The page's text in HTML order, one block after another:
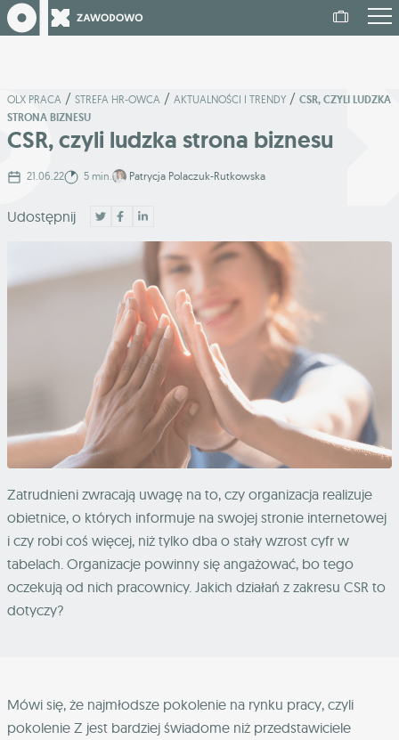
OLX PRACA / STREFA HR-OWCA / AKTUALNOŚCI I TRENDY / CSR, CZYLI LUDZKA
STRONA BIZNESU
CSR, czyli ludzka strona biznesu
21.06.22 5 min. Patrycja Polaczuk-Rutkowska
Udostępnij
Zatrudnieni zwracają uwagę na to, czy organizacja realizuje
obietnice, o których informuje na swojej stronie internetowej
i czy robi coś więcej, niż tylko dba o stały wzrost cyfr w
tabelach. Organizacje powinny się angażować, bo tego
oczekują od nich pracownicy. Jakich działań z zakresu CSR to
dotyczy?
Mówi się, że najmłodsze pokolenie na rynku pracy, czyli
pokolenie Z jest bardziej świadome niż przedstawiciele